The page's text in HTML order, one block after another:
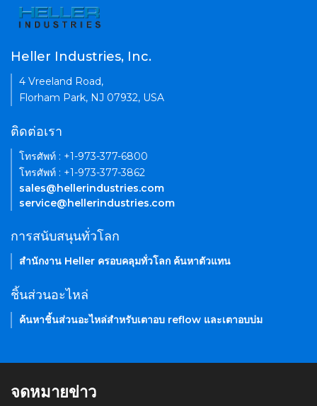
Heller Industries, Inc.
4 Vreeland Road,
Florham Park, NJ 07932, USA
ติดต่อเรา
โทรศัพท์ : +1-973-377-6800
โทรศัพท์ : +1-973-377-3862
sales@hellerindustries.com
service@hellerindustries.com
การสนับสนุนทั่วโลก
สำนักงาน Heller ครอบคลุมทั่วโลก ค้นหาตัวแทน
ชิ้นส่วนอะไหล่
ค้นหาชิ้นส่วนอะไหล่สำหรับเตาอบ reflow และเตาอบบ่ม
จดหมายข่าว